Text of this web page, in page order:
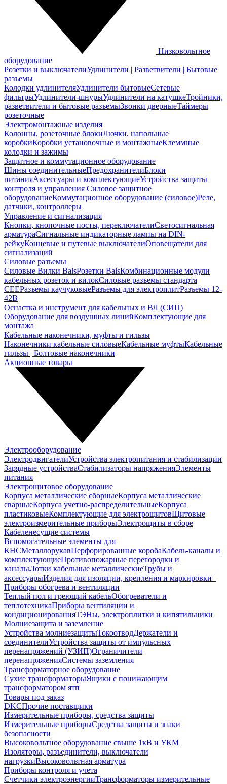
Низковольтное
оборудование
Розетки и выключателиУдлинители | Разветвители | Бытовые
разъемы
Колодки удлинителяУдлинители бытовыеСетевые
фильтрыУдлинители-шнурыУдлинители на катушкеТройники,
разветвители и бытовые разъемыЗвонки дверныеТаймеры
розеточные
Электромонтажные изделия
Колонны, розеточные блокиЛючки, напольные
коробкиКоробки установочные и монтажныеКлеммные
колодки и зажимы
Защитное и коммутационное оборудование
Шины соединительныеПредохранителиБлоки
питанияАксессуары и комплектующиеУстройства защиты
контроля и управления Силовое защитное
оборудованиеКоммутационное оборудование (силовое)Реле,
датчики, контроллеры
Управление и сигнализация
Кнопки, кнопочные посты, переключателиСветосигнальная
арматураСигнальные индикаторные лампы на DIN-
рейкуКонцевые и путевые выключателиОповещатели для
сигнализаций
Силовые разъемы
Силовые Вилки BalsРозетки BalsКомбинационные модули
кабельных розеток и вилокСиловые разъемы стандарта
CEEРазъемы каучуковыеРазъемы для электроплитРазъемы 12-
42В
Оснастка и инструмент для кабельных и ВЛ (СИП)
Оборудование для воздушных линийКомплектующие для
монтажа
Кабельные наконечники, муфты и гильзы
Наконечники кабельные силовыеКабельные муфтыКабельные
гильзы | Болтовые наконечники
Акционные товары
Электрооборудование
ЭлектродвигателиУстройства электропитания и стабилизации
Зарядные устройстваСтабилизаторы напряженияЭлементы
питания
Электрощитовое оборудование
Корпуса металлические сборныеКорпуса металлические
сварныеКорпуса учетно-распределительныеКорпуса
пластиковыеКомплектующие для электрощитовЩитовые
электроизмерительные приборыЭлектрощиты в сборе
Кабеленесущие системы
Вспомогательные элементы для
КНСМеталлорукавПерфорированные коробаКабель-каналы и
комплектующиеПротивопожарные перегородки и
каналыЛотки кабельные металлическиеТрубы и
аксессуарыИзделия для изоляции, крепления и маркировки
Приборы обогрева и вентиляции
Теплый пол и греющий кабельОбогреватели и
теплотехникаПриборы вентиляции и
кондиционированияТЭНы, электроплитки и кипятильники
Молниезащита и заземление
Устройства молниезащитыТокоотводДержатели и
соединителиУстройства защиты от импульсных
перенапряжений (УЗИП)Ограничители
перенапряженияСистемы заземления
Трансформаторное оборудование
Сухие трансформаторыЯщики с понижающим
трансформатором ятп
Товары под заказ
DKCПрочие поставщики
Измерительные приборы, средства защиты
Измерительные приборыСредства защиты и знаки
безопасности
Высоковольтное оборудование свыше 1кВ и УКМ
Изоляторы, разъединители, выключатели
нагрузкиВысоковольтная арматура
Приборы контроля и учета
Счетчики электроэнергииТрансформаторы измерительные